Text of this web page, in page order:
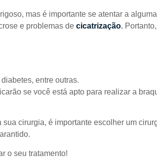
mas é importante se atentar a
e problemas de cicatrização.
entre outras.
se você está apto para realizar a
cirurgia, é importante escolher um
o seu tratamento!